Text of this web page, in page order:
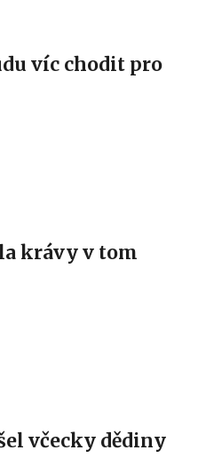
víc chodit pro
krávy v tom
včecky dědiny